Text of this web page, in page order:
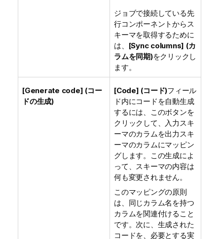
ジョブで接続している先
行コンポーネントからス
キーマを取得するために
は、 [Sync columns] (カ
ラムを同期)をクリックし
ます。
[Generate code] (コー
ドの生成)
[Code] (コード)フィール
ド内にコードを自動生成
するには、このボタンを
クリックして、入力スキ
ーマのカラムを出力スキ
ーマのカラムにマッピン
グします。この生成によ
って、スキーマの内容は
何も変更されません。
このマッピングの原則
は、同じカラム名を持つ
カラムを関連付けること
です。次に、生成された
コードを、必要とする実